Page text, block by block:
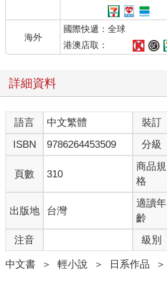
海外
國際快遞：全球
港澳店取：
詳細資料
語言 中文繁體 裝訂
ISBN
9786264453509 分級
頁數 310
商品規
格
出版地 台灣
適讀年
齡
注音 級別
中文書 ＞ 輕小說 ＞ 日系作品 ＞